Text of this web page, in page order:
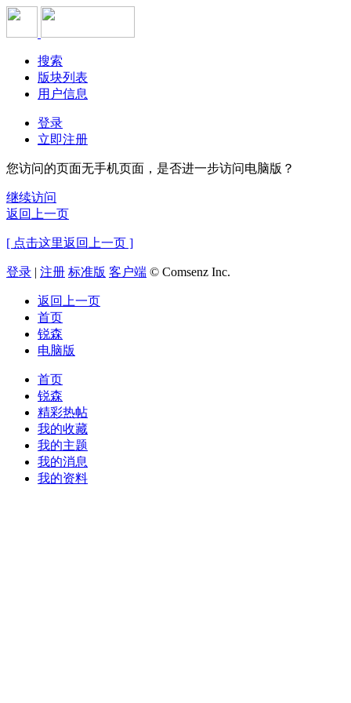
搜索
版块列表
用户信息
登录
立即注册
您访问的页面无手机页面，是否进一步访问电脑版？
继续访问
返回上一页
[ 点击这里返回上一页 ]
登录 | 注册 标准版 客户端 © Comsenz Inc.
返回上一页
首页
锐森
电脑版
首页
锐森
精彩热帖
我的收藏
我的主题
我的消息
我的资料